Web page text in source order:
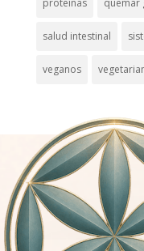
salud intestinal
veganos